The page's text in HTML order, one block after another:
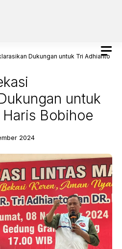
Dukungan untuk Tri Adhianto
untuk
Bobihoe
2024